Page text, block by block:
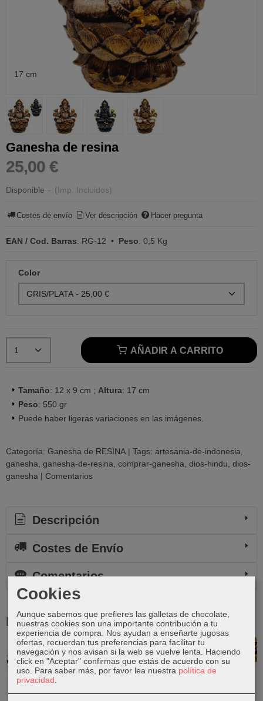
17 cm
Ganesha de resina
25,00 €
Disponible - (Imp. Incluidos)
Costes de envío Ver descripción Hacer pregunta
EAN / Cod. Barras: RG-12 • Peso: 0,5 Kg
Color
AÑADIR A CARRITO
Tamaño: 12 x 9 cm ; Altura: 17 cm
Peso: 550 gr
Puede haber ligeras variaciones en las imágenes.
Categoría: Ganesha de RESINA | Tags: artesania-de-indonesia
ganesha ganesha-de-resina comprar-ganesha dios-hindu dios-
ganesha | Comentarios
Descripción
Costes de Envío
Comentarios
Productos Relacionados
Agotado
Cookies
Aunque sabemos que prefieres las galletas de chocolate,
nuestras cookies son una importante contribución a tu
experiencia de compra. Nos ayudan a enseñarte jugosas
ofertas, recuerdan tus preferencias para facilitar tu
navegación y nos avisan si la web se vuelve lenta. Haciendo
click en "Aceptar" confirmas que estás de acuerdo con su
uso. Para saber más, por favor lea nuestra política de
privacidad